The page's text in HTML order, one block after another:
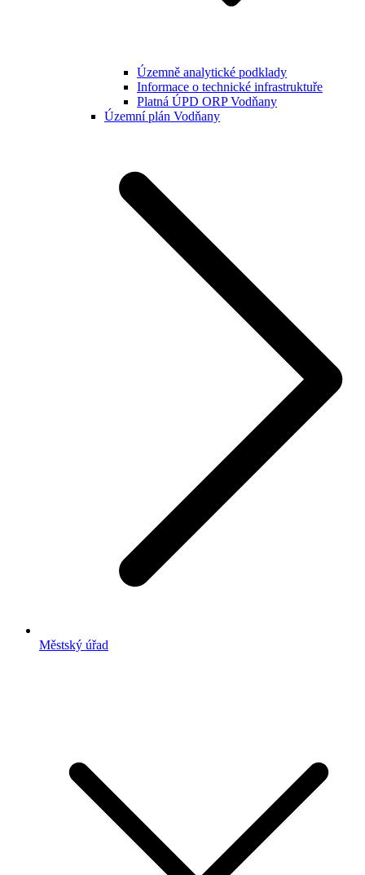
Územně analytické podklady
Informace o technické infrastruktuře
Platná ÚPD ORP Vodňany
Územní plán Vodňany
Městský úřad